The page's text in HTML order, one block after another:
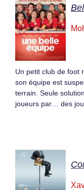
Un petit club de foot
son équipe est
terrain. Seule
joueurs par… des